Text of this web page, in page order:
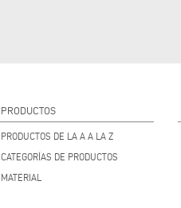
PRODUCTOS
PRODUCTOS DE LA A A LA Z
CATEGORÍAS DE PRODUCTOS
MATERIAL